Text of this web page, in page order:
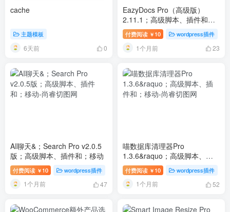
cache
主题模板
6天前 0
EazyDocs Pro（高级版）
2.11.1；高级脚本、插件和；
移动
付费阅读 ￥ 10 wordpress插件
1个月前 23
AI聊天&；Search Pro v2.0.5
版；高级脚本、插件和；移动
付费阅读 ￥ 10 wordpress插件
1个月前 47
喵数据库清理器Pro
1.3.6&raquo；高级脚本、插
件和；移动
付费阅读 ￥ 10 wordpress插件
1个月前 52